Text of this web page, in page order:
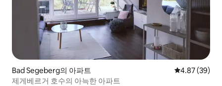
Bad Segeberg의 아파트 평점 4.87점(5
4.87 (39)
제게베르거 호수의 아늑한 아파트